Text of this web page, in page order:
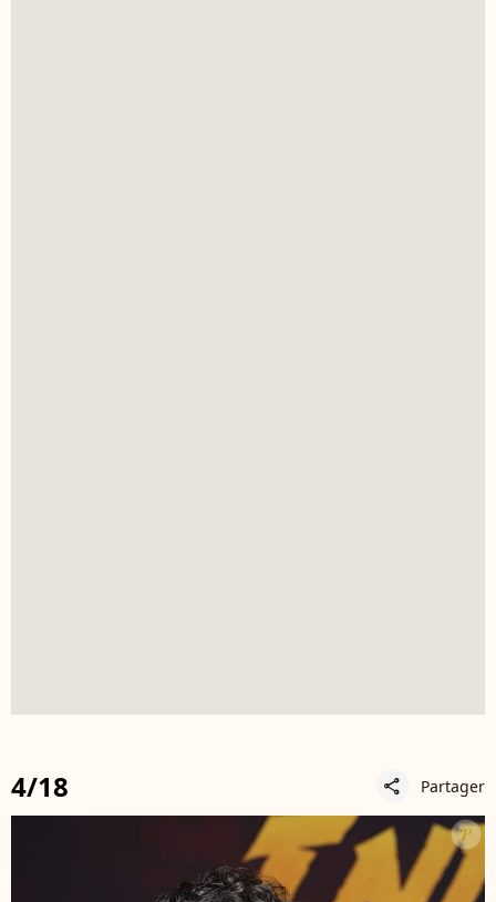
4/18 share Partager